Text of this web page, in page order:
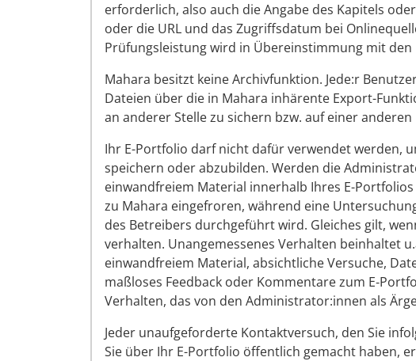
erforderlich, also auch die Angabe des Kapitels
oder die URL und das Zugriffsdatum bei
Prüfungsleistung wird in Übereinstimmung mit
Mahara besitzt keine Archivfunktion. Jede:r
Dateien über die in Mahara inhärente Export-
an anderer Stelle zu sichern bzw. auf einer
Ihr E-Portfolio darf nicht dafür verwendet werden,
speichern oder abzubilden. Werden die
einwandfreiem Material innerhalb Ihres E-
zu Mahara eingefroren, während eine
des Betreibers durchgeführt wird. Gleiches gilt,
verhalten. Unangemessenes Verhalten beinhaltet
einwandfreiem Material, absichtliche Versuche,
maßloses Feedback oder Kommentare zum
Verhalten, das von den Administrator:innen als
Jeder unaufgeforderte Kontaktversuch, den Sie
Sie über Ihr E-Portfolio öffentlich gemacht haben,